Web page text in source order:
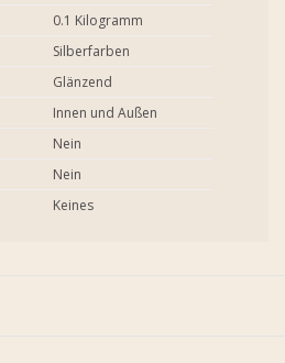
0.1 Kilogramm
Silberfarben
Glänzend
Innen und Außen
Nein
Nein
Keines